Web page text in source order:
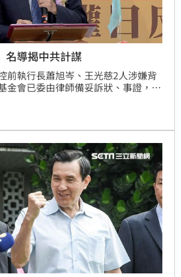
導揭中共計謀
前執行長蕭旭岑、王光慈2人涉嫌背
金會已委由律師備妥訴狀、事證，正
，馬英九主張的「堅持中華民國」是